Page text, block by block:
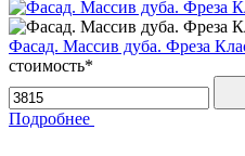
Фасад. Массив дуба. Фреза
стоимость*
Подробнее